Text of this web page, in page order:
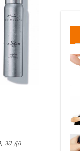
за да